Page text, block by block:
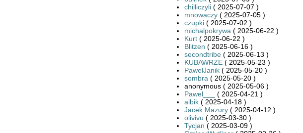
chilliczyli( 2025-07-07 )
mnowaczy( 2025-07-05 )
czupki( 2025-07-02 )
michalpokrywa ( 2025-06-22 )
Kurt( 2025-06-22 )
Blitzen ( 2025-06-16 )
secondtribe( 2025-06-13 )
KUBAWRZE( 2025-05-23 )
PawelJanik( 2025-05-20 )
sombra ( 2025-05-20 )
anonymous ( 2025-05-06 )
Pawel___
( 2025-04-21 )
albik( 2025-04-18 )
Jacek Mazury( 2025-04-12 )
olivivu ( 2025-03-30 )
Tycjan ( 2025-03-09 )